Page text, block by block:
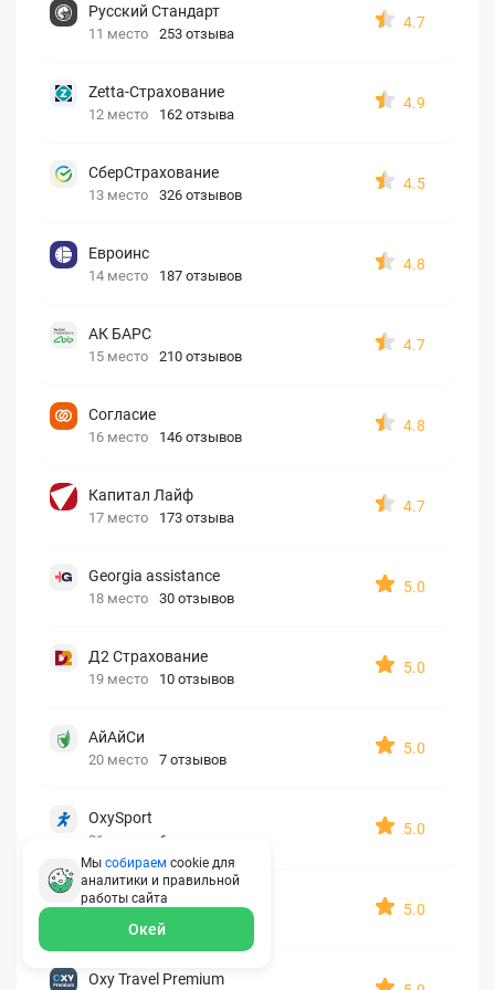
Русский Стандарт
11 место 253 отзыва
4.7
Zetta-Страхование
12 место 162 отзыва
4.9
СберСтрахование
13 место 326 отзывов
4.5
Евроинс
14 место 187 отзывов
4.8
АК БАРС
15 место 210 отзывов
4.7
Согласие
16 место 146 отзывов
4.8
Капитал Лайф
17 место 173 отзыва
4.7
Georgia assistance
18 место 30 отзывов
5.0
Д2 Страхование
19 место 10 отзывов
5.0
АйАйСи
20 место 7 отзывов
5.0
OxySport
21 место 6 отзывов
5.0
ERGO AXA
22 место 2 отзыва
5.0
Oxy Travel Premium
Мы собираем cookie для
аналитики и правильной
работы сайта
Окей